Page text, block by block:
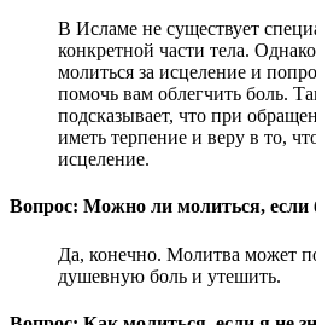
В Исламе не существует
конкретной части тела.
молиться за исцеление и
помочь вам облегчить боль.
подсказывает, что при
иметь терпение и веру в то,
исцеление.
Вопрос: Можно ли молиться, если
Да, конечно. Молитва может
душевную боль и утешить.